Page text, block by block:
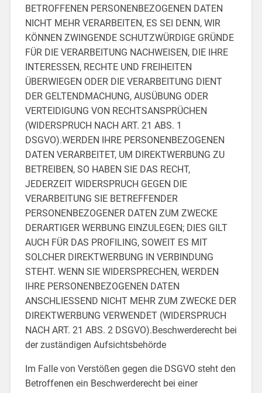
BETROFFENEN PERSONENBEZOGENEN DATEN
NICHT MEHR VERARBEITEN, ES SEI DENN, WIR
KÖNNEN ZWINGENDE SCHUTZWÜRDIGE GRÜNDE
FÜR DIE VERARBEITUNG NACHWEISEN, DIE IHRE
INTERESSEN, RECHTE UND FREIHEITEN
ÜBERWIEGEN ODER DIE VERARBEITUNG DIENT
DER GELTENDMACHUNG, AUSÜBUNG ODER
VERTEIDIGUNG VON RECHTSANSPRÜCHEN
(WIDERSPRUCH NACH ART. 21 ABS. 1
DSGVO).WERDEN IHRE PERSONENBEZOGENEN
DATEN VERARBEITET, UM DIREKTWERBUNG ZU
BETREIBEN, SO HABEN SIE DAS RECHT,
JEDERZEIT WIDERSPRUCH GEGEN DIE
VERARBEITUNG SIE BETREFFENDER
PERSONENBEZOGENER DATEN ZUM ZWECKE
DERARTIGER WERBUNG EINZULEGEN; DIES GILT
AUCH FÜR DAS PROFILING, SOWEIT ES MIT
SOLCHER DIREKTWERBUNG IN VERBINDUNG
STEHT. WENN SIE WIDERSPRECHEN, WERDEN
IHRE PERSONENBEZOGENEN DATEN
ANSCHLIESSEND NICHT MEHR ZUM ZWECKE DER
DIREKTWERBUNG VERWENDET (WIDERSPRUCH
NACH ART. 21 ABS. 2 DSGVO).Beschwerderecht bei
der zuständigen Aufsichtsbehörde
Im Falle von Verstößen gegen die DSGVO steht den
Betroffenen ein Beschwerderecht bei einer